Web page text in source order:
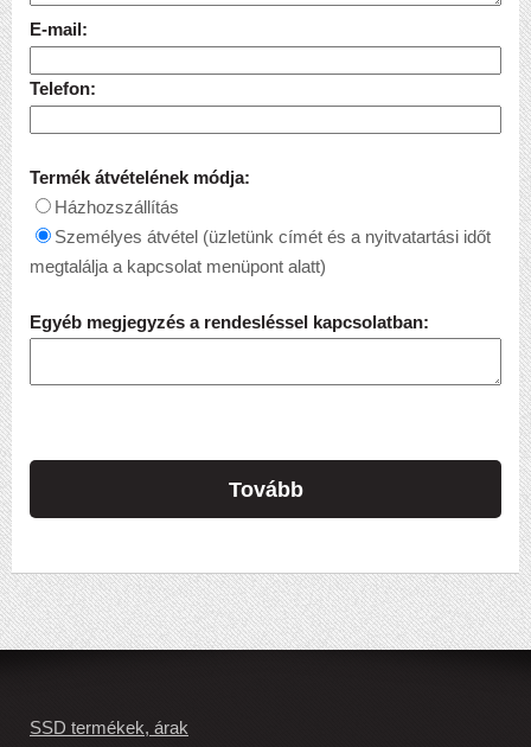
E-mail:
Telefon:
Termék átvételének módja:
Házhozszállítás
Személyes átvétel (üzletünk címét és a nyitvatartási időt
megtalálja a kapcsolat menüpont alatt)
Egyéb megjegyzés a rendesléssel kapcsolatban:
Tovább
SSD termékek, árak